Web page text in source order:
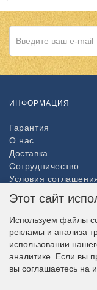
ИНФОРМАЦИЯ
Гарантия
О нас
Доставка
Сотрудничество
Условия
Возврат товара
Партнёры
НАШ МАГАЗИН В
Этот сайт
Используем файлы
рекламы и анализа
использовании
аналитике. Если вы
вы соглашаетесь на